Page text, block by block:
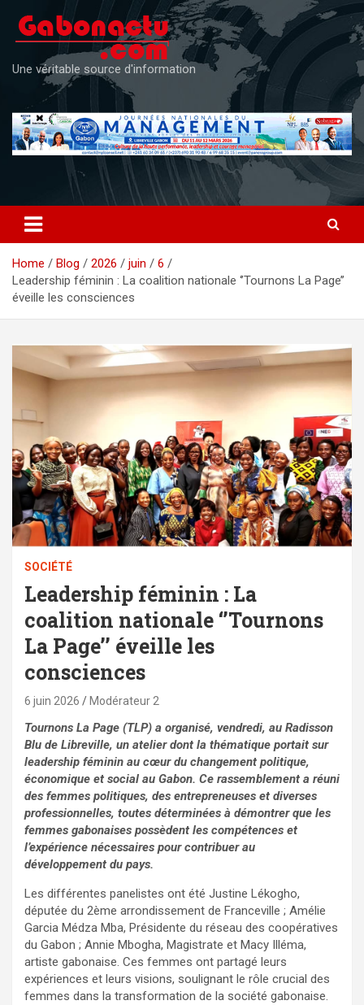
content
Une véritable source d'information
Home Blog 2026 juin
6
Leadership féminin : La coalition nationale ‘’Tournons La Page’’
éveille les consciences
SOCIÉTÉ
Leadership féminin : La
coalition nationale ‘’Tournons
La Page’’ éveille les
consciences
6 juin 2026 Modérateur 2
Tournons La Page (TLP) a organisé, vendredi, au Radisson
Blu de Libreville, un atelier dont la thématique portait sur
leadership féminin au cœur du changement politique,
économique et social au Gabon. Ce rassemblement a réuni
des femmes politiques, des entrepreneuses et diverses
professionnelles, toutes déterminées à démontrer que les
femmes gabonaises possèdent les compétences et
l’expérience nécessaires pour contribuer au
développement du pays.
‎Les différentes panelistes ont été Justine Lékogho,
députée du 2ème arrondissement de Franceville ; Amélie
Garcia Médza Mba, Présidente du réseau des coopératives
du Gabon ; Annie Mbogha, Magistrate et Macy Illéma,
artiste gabonaise. Ces femmes ont partagé leurs
expériences et leurs visions, soulignant le rôle crucial des
femmes dans la transformation de la société gabonaise.